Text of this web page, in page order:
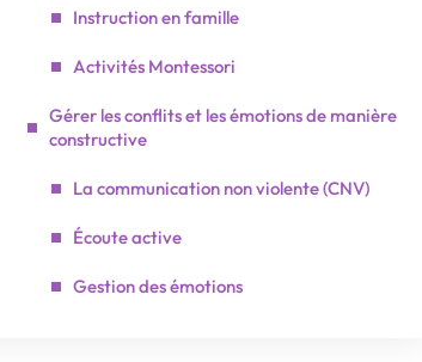
Instruction en famille
Activités Montessori
Gérer les conflits et les émotions de manière
constructive
La communication non violente (CNV)
Écoute active
Gestion des émotions